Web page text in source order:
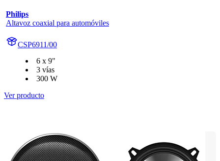
Philips
Altavoz coaxial para automóviles
CSP6911/00
6 x 9"
3 vías
300 W
Ver producto